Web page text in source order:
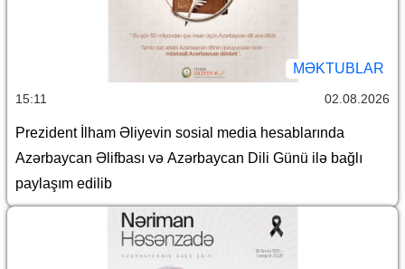
MƏKTUBLAR
15:11 02.08.2026
Prezident İlham Əliyevin sosial media hesablarında
Azərbaycan Əlifbası və Azərbaycan Dili Günü ilə bağlı
paylaşım edilib